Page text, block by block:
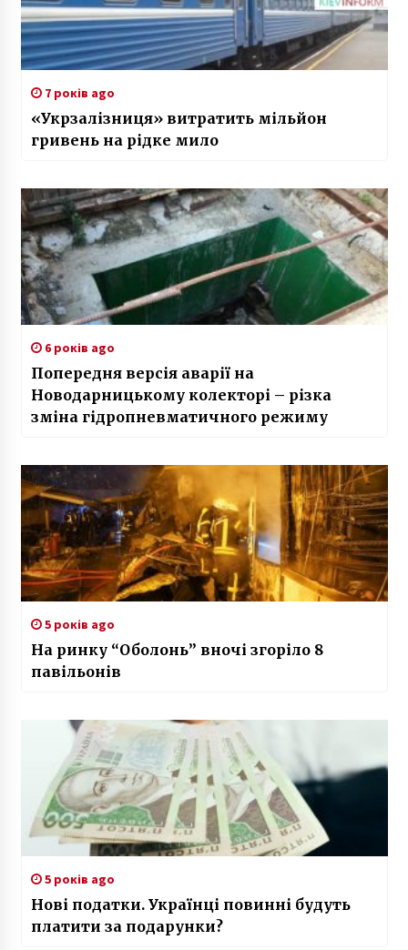
7 років ago
«Укрзалізниця» витратить мільйон
гривень на рідке мило
6 років ago
Попередня версія аварії на
Новодарницькому колекторі – різка
зміна гідропневматичного режиму
5 років ago
На ринку “Оболонь” вночі згоріло 8
павільонів
5 років ago
Нові податки. Українці повинні будуть
платити за подарунки?